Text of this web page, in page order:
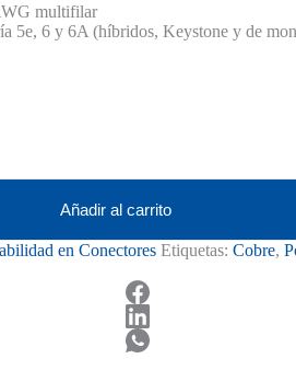
multifilar
5e, 6 y 6A (híbridos, Keystone y de
Añadir al carrito
en Conectores Etiquetas: Cobre,